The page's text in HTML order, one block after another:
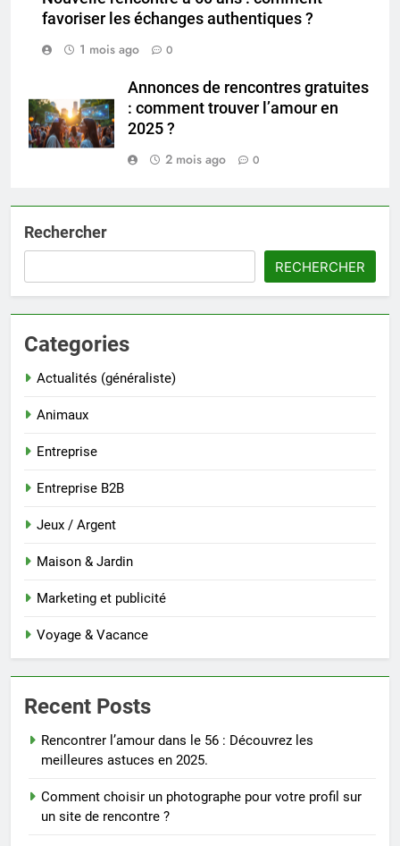
favoriser les échanges authentiques ?
1 mois ago
0
Annonces de rencontres gratuites
: comment trouver l’amour en
2025 ?
2 mois ago
0
Rechercher
RECHERCHER
Categories
Actualités (généraliste)
Animaux
Entreprise
Entreprise B2B
Jeux / Argent
Maison & Jardin
Marketing et publicité
Voyage & Vacance
Recent Posts
Rencontrer l’amour dans le 56 : Découvrez les
meilleures astuces en 2025.
Comment choisir un photographe pour votre profil sur
un site de rencontre ?